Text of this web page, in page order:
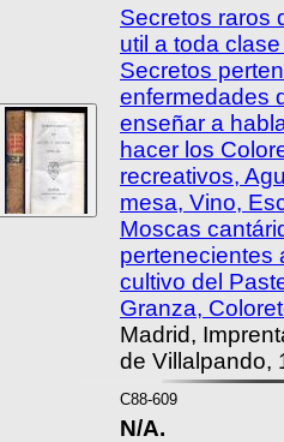
Secretos raros
util a toda
Secretos
enfermedades
enseñar a
hacer los
recreativos,
mesa, Vino,
Moscas
pertenecientes
cultivo del
Granza,
Madrid,
de Villalpando,
C88-609
N/A.